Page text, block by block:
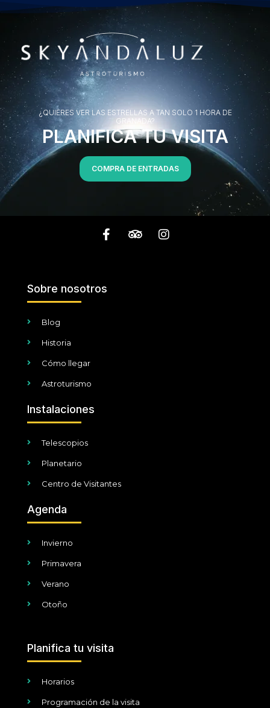
¿QUIERES VER LAS ESTRELLAS A TAN SOLO 1 HORA DE
GRANADA?
PLANIFICA TU VISITA
COMPRA DE ENTRADAS
Sobre nosotros
Blog
Historia
Cómo llegar
Astroturismo
Instalaciones
Telescopios
Planetario
Centro de Visitantes
Agenda
Invierno
Primavera
Verano
Otoño
Planifica tu visita
Horarios
Programación de la visita